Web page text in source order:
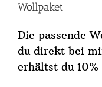
Wollpaket
Die passende
du direkt bei
erhältst du